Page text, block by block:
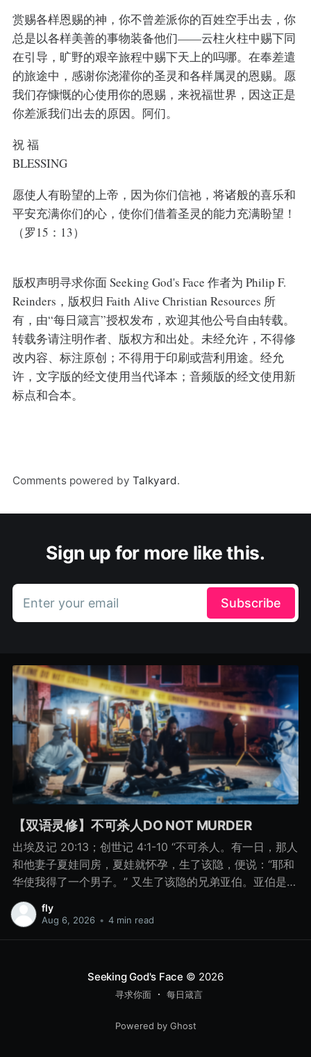
赏赐各样恩赐的神，你不曾差派你的百姓空手出去，你
总是以各样美善的事物装备他们——云柱火柱中赐下同
在引导，旷野的艰辛旅程中赐下天上的吗哪。在奉差遣
的旅途中，感谢你浇灌你的圣灵和各样属灵的恩赐。愿
我们存慷慨的心使用你的恩赐，来祝福世界，因这正是
你差派我们出去的原因。阿们。
祝 福
BLESSING
愿使人有盼望的上帝，因为你们信祂，将诸般的喜乐和
平安充满你们的心，使你们借着圣灵的能力充满盼望！
（罗15：13）
版权声明寻求你面 Seeking God's Face 作者为 Philip F.
Reinders，版权归 Faith Alive Christian Resources 所
有，由“每日箴言”授权发布，欢迎其他公号自由转载。
转载务请注明作者、版权方和出处。未经允许，不得修
改内容、标注原创；不得用于印刷或营利用途。经允
许，文字版的经文使用当代译本；音频版的经文使用新
标点和合本。
Comments powered by Talkyard.
Sign up for more like this.
Enter your email Subscribe
【双语灵修】不可杀人DO NOT MURDER
出埃及记 20:13；创世记 4:1-10 “不可杀人。有一日，那人
和他妻子夏娃同房，夏娃就怀孕，生了该隐，便说：“耶和
华使我得了一个男子。” 又生了该隐的兄弟亚伯。亚伯是牧
羊的，该隐是种地的。 有一日，该隐拿地里的出产为供物
献给耶和华， 亚伯也将他羊群中头生的和羊的脂油献上。
为什么发怒呢？你为什么变了脸色呢？ 你若行得好，岂不
蒙悦纳？你若行得不好，罪就伏在门前。它必恋慕你，你
却要制伏它。” 该隐与他兄弟亚伯说话，二人正在田间，该
隐起来打他兄弟亚伯，把他杀了。 耶和华对该隐说：“你兄
fly
Aug 6, 2026 • 4 min read
Seeking God's Face © 2026
寻求你面 每日箴言
Powered by Ghost